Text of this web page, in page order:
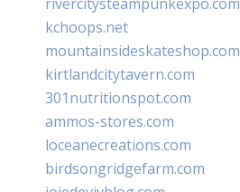
kchoops.net
mountainsideskateshop.com
kirtlandcitytavern.com
301nutritionspot.com
ammos-stores.com
loceanecreations.com
birdsongridgefarm.com